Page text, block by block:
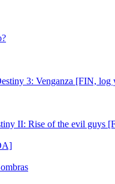
3: Venganza [FIN, log
II: Rise of the evil guys